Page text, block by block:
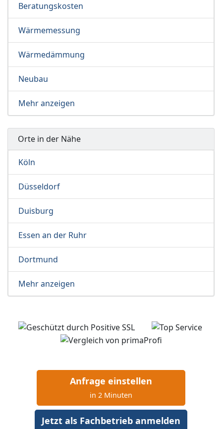
Beratungskosten
Wärmemessung
Wärmedämmung
Neubau
Mehr anzeigen
Orte in der Nähe
Köln
Düsseldorf
Duisburg
Essen an der Ruhr
Dortmund
Mehr anzeigen
Anfrage einstellen
in 2 Minuten
Jetzt als Fachbetrieb anmelden